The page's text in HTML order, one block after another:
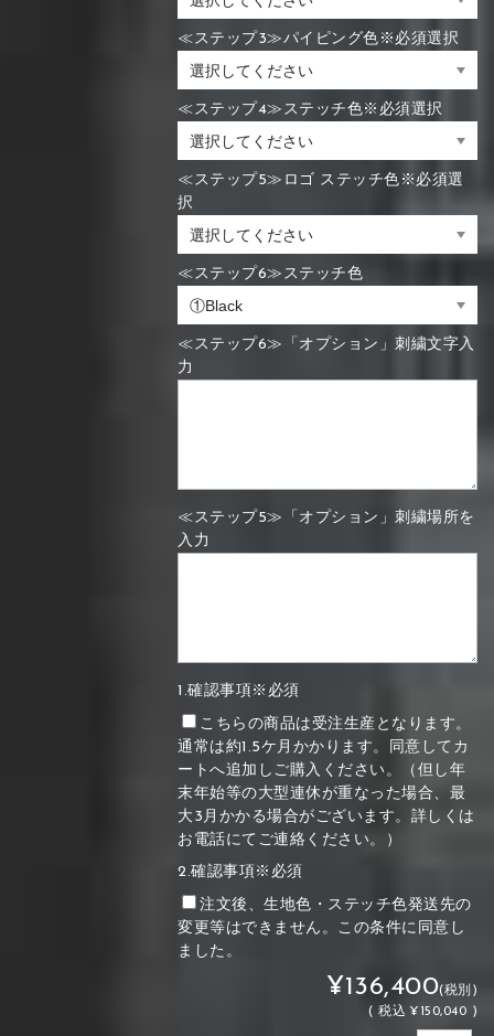
≪ステップ3≫パイピング色※必須選択
≪ステップ4≫ステッチ色※必須選択
≪ステップ5≫ロゴ ステッチ色※必須選
択
≪ステップ6≫ステッチ色
≪ステップ6≫「オプション」刺繍文字入
力
≪ステップ5≫「オプション」刺繍場所を
入力
1.確認事項※必須
こちらの商品は受注生産となります。
通常は約1.5ケ月かかります。同意してカ
ートへ追加しご購入ください。（但し年
末年始等の大型連休が重なった場合、最
大3月かかる場合がございます。詳しくは
お電話にてご連絡ください。）
2.確認事項※必須
注文後、生地色・ステッチ色発送先の
変更等はできません。この条件に同意し
ました。
¥136,400(税別)
(税込 ¥150,040 )